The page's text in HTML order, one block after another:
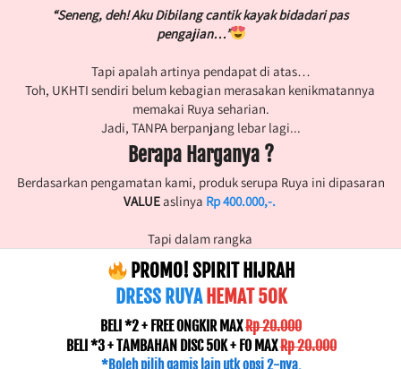
“Seneng, deh! Aku Dibilang cantik kayak bidadari pas
pengajian…”
Tapi apalah artinya pendapat di atas…
Toh, UKHTI sendiri belum kebagian merasakan kenikmatannya
memakai Ruya seharian.
Jadi, TANPA berpanjang lebar lagi...
Berapa Harganya ?
VALUE aslinya Rp 400.000,-.
Tapi dalam rangka
PROMO! SPIRIT HIJRAH
DRESS RUYA HEMAT 50K
BELI *2 + FREE ONGKIR MAX Rp 20.000
BELI *3 + TAMBAHAN DISC 50K + FO MAX Rp 20.000
*Boleh pilih gamis lain utk opsi 2-nya.